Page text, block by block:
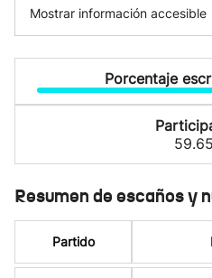
Mostrar información accesible
Porcentaje
Resumen de escaños y
Partido